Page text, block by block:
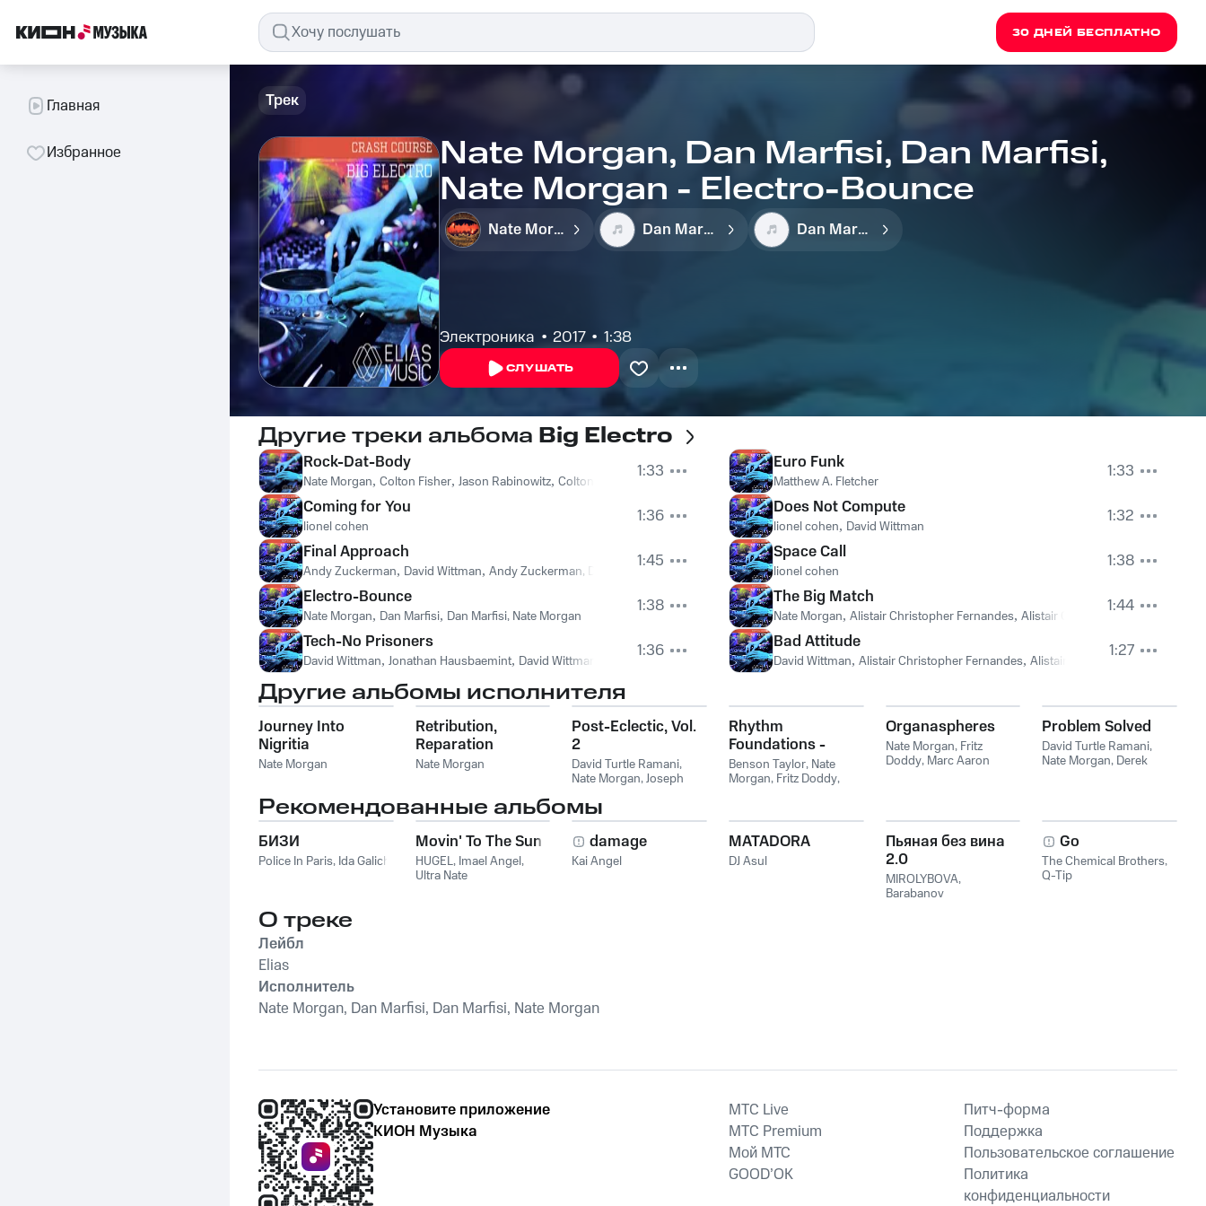
30 ДНЕЙ БЕСПЛАТНО
Главная
Избранное
Трек
Nate Morgan, Dan Marfisi, Dan Marfisi,
Nate Morgan - Electro-Bounce
Nate Morgan Dan Marfisi Dan Marfisi, Nate Morgan
Электроника 2017 1:38
СЛУШАТЬ
Другие треки альбома Big Electro
Rock-Dat-Body
Nate Morgan, Colton Fisher, Jason Rabinowitz, Colton Fisher, Jason Rabinowitz, Nate Morgan
1:33
Coming for You
lionel cohen
1:36
Final Approach
Andy Zuckerman, David Wittman, Andy Zuckerman, David Wittman
1:45
Electro-Bounce
Nate Morgan, Dan Marfisi, Dan Marfisi, Nate Morgan
1:38
Tech-No Prisoners
David Wittman, Jonathan Hausbaemint, David Wittman, Jonathan Hausbaemint
1:36
Euro Funk
Matthew A. Fletcher
1:33
Does Not Compute
lionel cohen, David Wittman
1:32
Space Call
lionel cohen
1:38
The Big Match
Nate Morgan, Alistair Christopher Fernandes, Alistair Christopher Fernandes,
1:44
Bad Attitude
David Wittman, Alistair Christopher Fernandes, Alistair Christopher Fernandes,
1:27
Другие альбомы исполнителя
Journey Into
Nigritia
Nate Morgan
Retribution,
Reparation
Nate Morgan
Post-Eclectic, Vol.
2
David Turtle Ramani,
Nate Morgan,Joseph
Turtle Ramani, Nate
Morgan, Joseph Edward
Devenney
Rhythm
Foundations -
Latin
Benson Taylor, Nate
Morgan, Fritz Doddy,
Wittman
Organaspheres
Nate Morgan, Fritz
Doddy, Marc Aaron
Problem Solved
David Turtle Ramani,
Nate Morgan, Derek
Рекомендованные альбомы
БИЗИ
Police In Paris, Ida Galich
Movin' To The Sun
HUGEL, Imael Angel,
Ultra Nate
damage
Kai Angel
MATADORA
DJ Asul
Пьяная без вина
2.0
MIROLYBOVA,
Barabanov
Go
The Chemical Brothers,
Q-Tip
О треке
Лейбл
Elias
Исполнитель
Nate Morgan, Dan Marfisi, Dan Marfisi, Nate Morgan
Установите приложение
КИОН Музыка
MTС Live
MTС Premium
Мой МТС
GOOD’OK
Питч-форма
Поддержка
Пользовательское соглашение
Политика
конфиденциальности